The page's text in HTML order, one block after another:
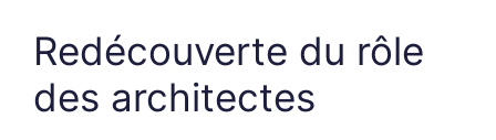
Redécouverte du rôle
des architectes